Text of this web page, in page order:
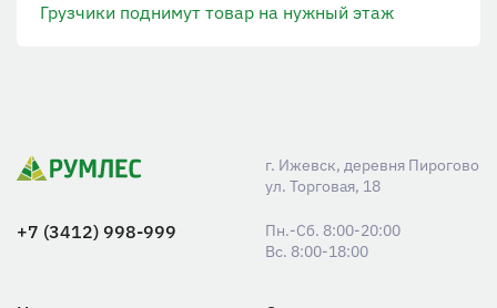
Грузчики поднимут товар на нужный этаж
г. Ижевск, деревня Пирогово
ул. Торговая, 18
+7 (3412) 998-999
Пн.-Сб. 8:00-20:00
Вс. 8:00-18:00